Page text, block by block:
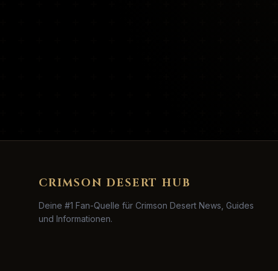
CRIMSON DESERT HUB
Deine #1 Fan-Quelle für Crimson Desert News, Guides
und Informationen.